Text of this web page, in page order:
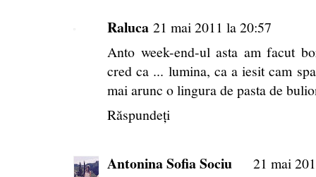
Raluca 21 mai 2011 la 20:57
Anto week-end-ul asta am facut
cred ca ... lumina, ca a iesit cam
mai arunc o lingura de pasta de
Răspundeți
Antonina Sofia Sociu
21 mai